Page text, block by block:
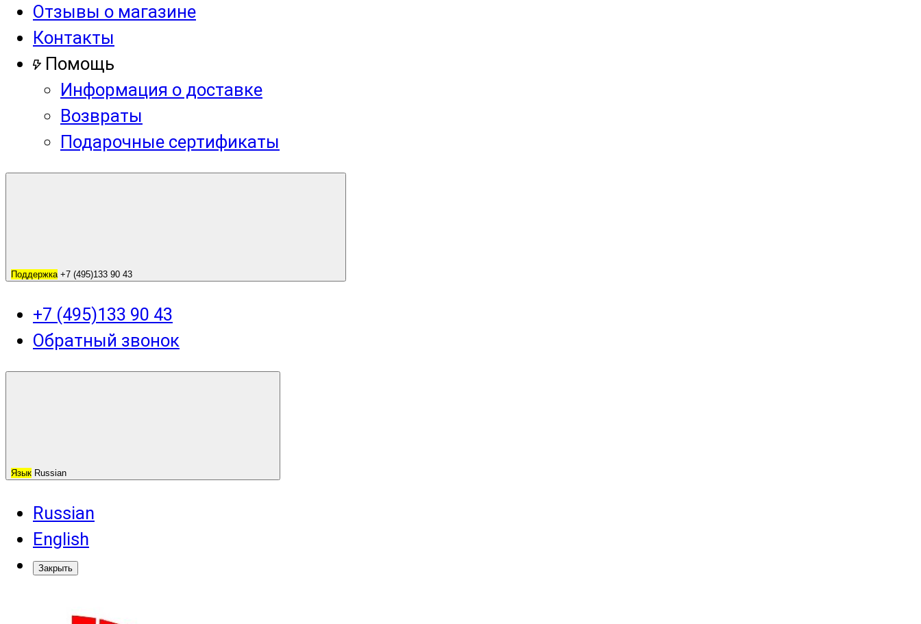
Отзывы о магазине
Контакты
Помощь
Информация о доставке
Возвраты
Подарочные сертификаты
Поддержка +7 (495)133 90 43
+7 (495)133 90 43
Обратный звонок
Язык Russian
Russian
English
Закрыть